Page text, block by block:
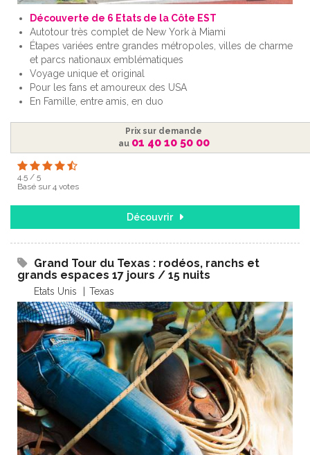
Découverte de 6 Etats de la Côte EST
Autotour très complet de New York à Miami
Étapes variées entre grandes métropoles, villes de charme
et parcs nationaux emblématiques
Voyage unique et original
Pour les fans et amoureux des USA
En Famille, entre amis, en duo
Prix sur demande
au 01 40 10 50 00
4.5 / 5
Basé sur4 votes
Découvrir
Grand Tour du Texas : rodéos, ranchs et
grands espaces 17 jours / 15 nuits
Etats Unis Texas